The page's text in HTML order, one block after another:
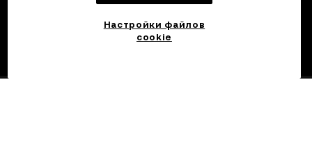
Настройки файлов
cookie